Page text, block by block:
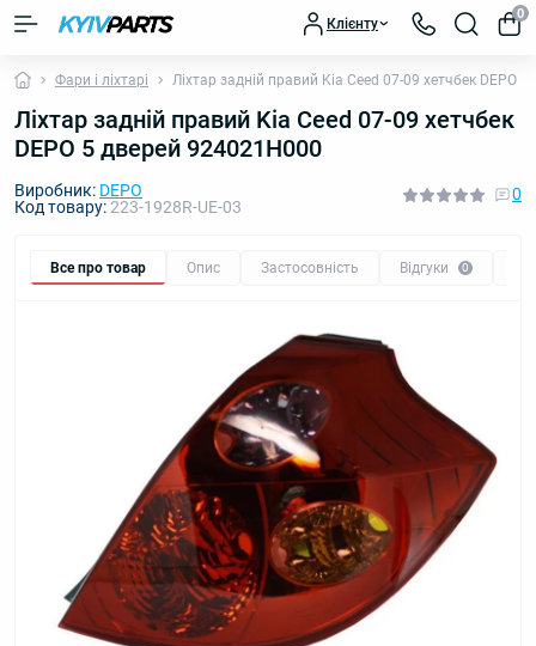
Клієнту
0
Фари і ліхтарі Ліхтар задній правий Kia Ceed 07-09 хетчбек DEPO
Ліхтар задній правий Kia Ceed 07-09 хетчбек
DEPO 5 дверей 924021H000
Виробник: DEPO
Код товару:223-1928R-UE-03
0
Все про товар Опис Застосовність Відгуки 0